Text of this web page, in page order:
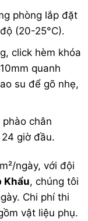
phòng lắp đặt
(20-25°C).
click hèm khóa
quanh
su để gõ nhẹ,
chân
giờ đầu.
ngày, với đội
Khẩu, chúng tôi
Chi phí thi
vật liệu phụ.